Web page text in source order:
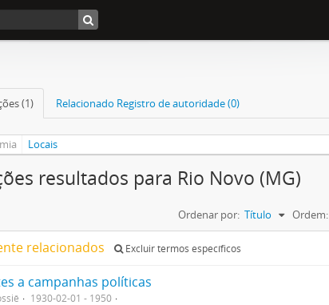
(1) Relacionado Registro de autoridade (0)
Locais
resultados para Rio Novo (MG)
Ordenar por: Título Ordem:
relacionados Excluir termos específicos
a campanhas políticas
1930-02-01 - 1950